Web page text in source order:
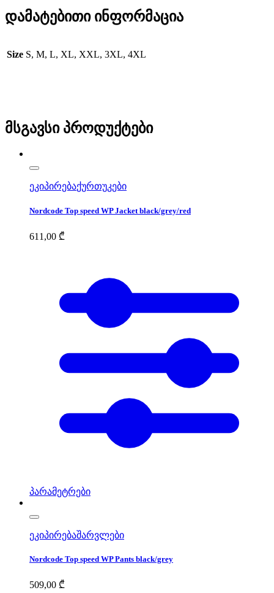
დამატებითი ინფორმაცია
Size S, M, L, XL, XXL, 3XL, 4XL
მსგავსი პროდუქტები
ეკიპირებაქურთუკები
Nordcode Top speed WP Jacket black/grey/red
611,00 ₾
პარამეტრები
ეკიპირებაშარვლები
Nordcode Top speed WP Pants black/grey
509,00 ₾